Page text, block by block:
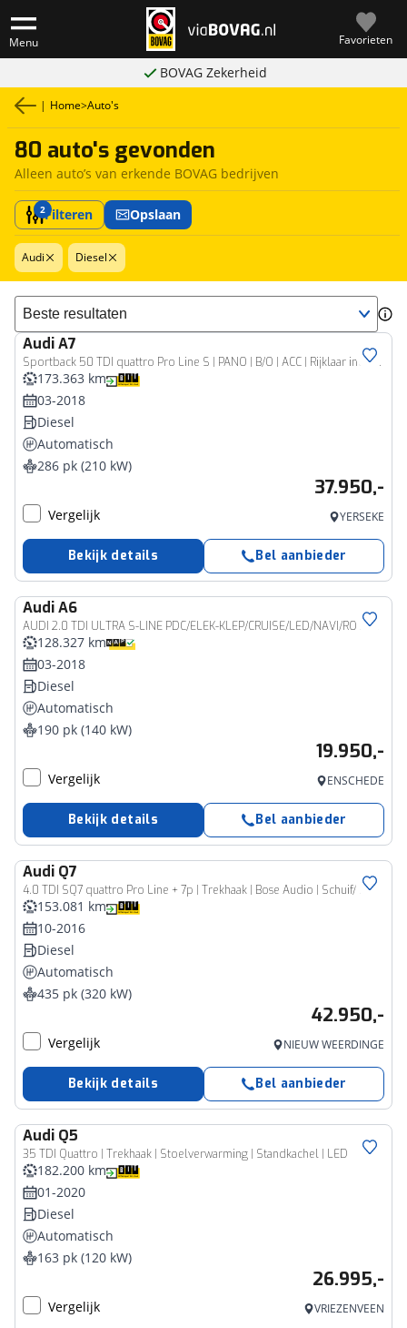
Menu Favorieten
BOVAG Zekerheid
| Home>Auto's
80 auto's gevonden
Alleen auto’s van erkende BOVAG bedrijven
2Filteren Opslaan
Audi Diesel
Sorteer resultaten
AudiA7
Sportback 50 TDI quattro Pro Line S | PANO | B/O | ACC | Rijklaar inclusief 1 jaar BOVAG garantie!
173.363 km
03-2018
Diesel
Automatisch
286 pk (210 kW)
37.950,-
Vergelijk YERSEKE
Bekijk details Bel aanbieder
AudiA6
AUDI 2.0 TDI ULTRA S-LINE PDC/ELEK-KLEP/CRUISE/LED/NAVI/ROTOR20INCH
128.327 km
03-2018
Diesel
Automatisch
190 pk (140 kW)
19.950,-
Vergelijk ENSCHEDE
Bekijk details Bel aanbieder
Audi Q7
4.0 TDI SQ7 quattro Pro Line + 7p | Trekhaak | Bose Audio | Schuif/ Kantel Pano Dak | Achteras Besturing | Adaptieve Cruise | Virtual Cockpit | Luchtvering | Stoelverwarming | Parelmoer Lak | Alcantara | Matrix LED Koplampen | Privacy Glas |
153.081 km
10-2016
Diesel
Automatisch
435 pk (320 kW)
42.950,-
Vergelijk NIEUW WEERDINGE
Bekijk details Bel aanbieder
Audi Q5
35 TDI Quattro | Trekhaak | Stoelverwarming | Standkachel | LED
182.200 km
01-2020
Diesel
Automatisch
163 pk (120 kW)
26.995,-
Vergelijk VRIEZENVEEN